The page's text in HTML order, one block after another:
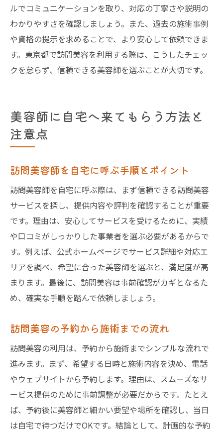
ルでコミュニケーションを取り、対応の丁寧さや説明の
わかりやすさを確認しましょう。また、過去の施術事例
や資格の提示を求めることで、より安心して依頼できま
す。東京都で訪問美容を利用する際は、こうしたチェッ
クを怠らず、信頼できる美容師を選ぶことが大切です。
美容師に自宅へ来てもらう方法と
注意点
訪問美容師を自宅に呼ぶ手順とポイント
訪問美容師を自宅に呼ぶ際は、まず信頼できる訪問美容
サービスを探し、提供内容や評判を確認することが重要
です。理由は、安心してサービスを受けるために、実績
や口コミがしっかりした事業者を選ぶ必要があるからで
す。例えば、公式ホームページでサービス詳細や対応エ
リアを調べ、希望に合った美容師を選ぶと、満足度が高
まります。最後に、訪問美容は事前確認がカギとなるた
め、確実な手順を踏んで依頼しましょう。
訪問美容の予約から施術までの流れ
訪問美容の利用は、予約から施術までシンプルな流れで
進みます。まず、希望する日時と施術内容を決め、電話
やウェブサイトから予約します。理由は、スムーズなサ
ービス提供のために事前調整が必要だからです。たとえ
ば、予約後に美容師と細かい要望や場所を確認し、当日
は自宅で待つだけでOKです。結論として、計画的な予約